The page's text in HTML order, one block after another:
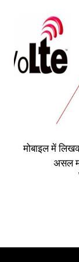
मोबाइल में
असल